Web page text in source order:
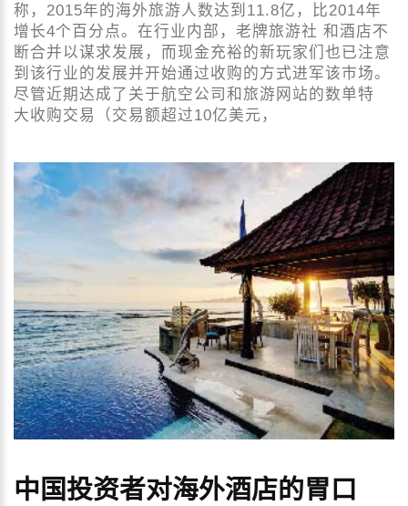
称，2015年的海外旅游人数达到11.8亿，比2014年
增长4个百分点。在行业内部，老牌旅游社 和酒店不
断合并以谋求发展，而现金充裕的新玩家们也已注意
到该行业的发展并开始通过收购的方式进军该市场。
尽管近期达成了关于航空公司和旅游网站的数单特
大收购交易（交易额超过10亿美元，
中国投资者对海外酒店的胃口